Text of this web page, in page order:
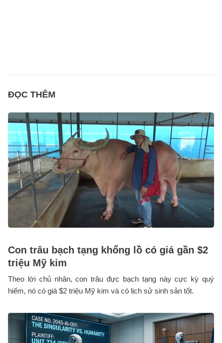
ĐỌC THÊM
Con trâu bạch tạng khổng lồ có giá gần $2
triệu Mỹ kim
Theo lời chủ nhân, con trâu đực bạch tạng này cực kỳ quý
hiếm, nó có giá $2 triệu Mỹ kim và có lịch sử sinh sản tốt.